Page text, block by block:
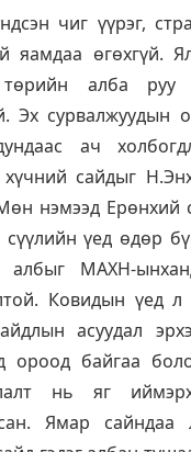
чиг үүрэг,
яамдаа өгөхгүй.
алба руу
Эх сурвалжуудын
ач
сайдыг
нэмээд Ерөнхий
үед өдөр
МАХН-
Ковидын үед
асуудал
ороод байгаа
нь яг
Ямар сайндаа